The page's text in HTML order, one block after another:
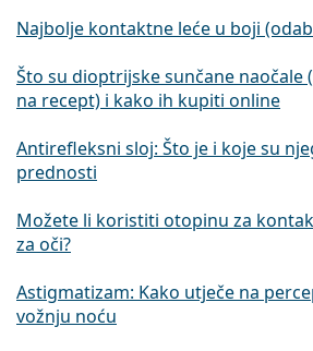
Najbolje kontaktne leće u boji
Što su dioptrijske sunčane naočale
na recept) i kako ih kupiti online
Antirefleksni sloj: Što je i koje su
prednosti
Možete li koristiti otopinu za
za oči?
Astigmatizam: Kako utječe na
vožnju noću